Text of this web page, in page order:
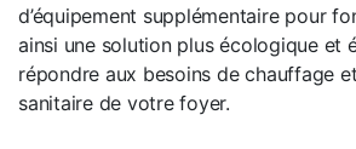
d’équipement supplémentaire pour
ainsi une solution plus écologique et
répondre aux besoins de chauffage
sanitaire de votre foyer.